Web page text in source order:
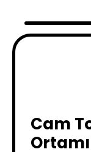
Cam